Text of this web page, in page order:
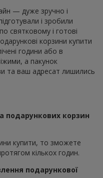
— дуже зручно і
і зробили
святковому і готові
корзини купити
години або в
а пакунок
та ваш адресат лишились
подарункових корзин
купити, то зможете
кількох годин.
подарункової